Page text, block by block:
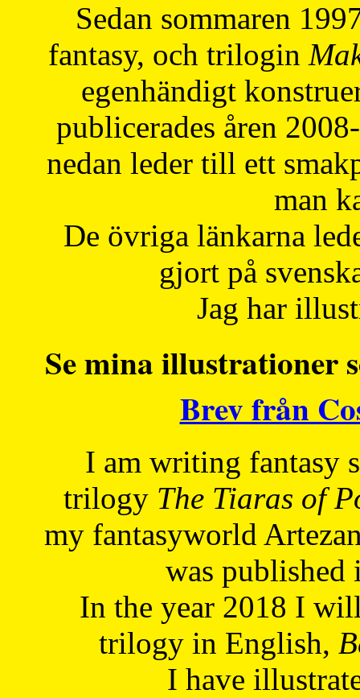
Sedan sommaren
fantasy, och trilogin
egenhändigt
publicerades åren
nedan leder till ett
man
De övriga länkarna
gjort på
Jag har
Se mina illustrationer
Brev från
I am writing fantasy
trilogy The Tiaras of
my fantasyworld
was published
In the year 2018 I
trilogy in English,
I have